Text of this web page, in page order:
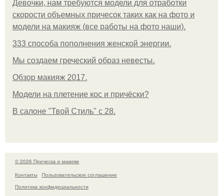
Девочки, нам требуются модели для отработки
скорости объемных причесок таких как на фото и
модели на макияж (все работы на фото наши).
333 способа пополнения женской энергии.
Мы создаем греческий образ невесты.
Обзор макияж 2017.
Модели на плетение кос и причёски?
В салоне "Твой Стиль" с 28.
© 2026 Прическа и макияж
Контакты
Пользовательское соглашение
Политика конфидециальности